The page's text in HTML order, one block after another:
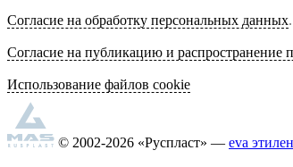
Согласие на обработку персональных данных.
Согласие на публикацию и распространение
Использование файлов cookie
© 2002-2026 «Руспласт» — eva